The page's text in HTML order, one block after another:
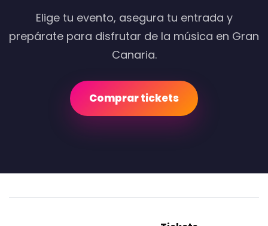
Elige tu evento, asegura tu entrada y
prepárate para disfrutar de la música en Gran
Canaria.
Comprar tickets